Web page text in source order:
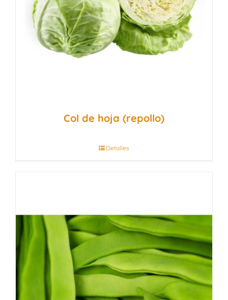
Col de hoja (repollo)
Detalles